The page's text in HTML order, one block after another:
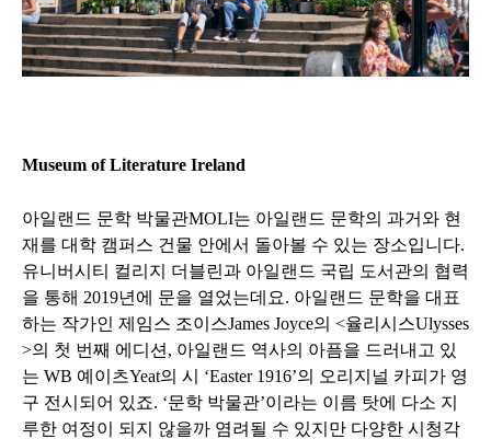
Museum of Literature Ireland
아일랜드 문학 박물관MOLI는 아일랜드 문학의 과거와 현
재를 대학 캠퍼스 건물 안에서 돌아볼 수 있는 장소입니다.
유니버시티 컬리지 더블린과 아일랜드 국립 도서관의 협력
을 통해 2019년에 문을 열었는데요. 아일랜드 문학을 대표
하는 작가인 제임스 조이스James Joyce의 <율리시스Ulysses
>의 첫 번째 에디션 , 아일랜드 역사의 아픔을 드러내고 있
는 WB 예이츠Yeat의 시 ‘Easter 1916’의 오리지널 카피가 영
구 전시되어 있죠. ‘문학 박물관’이라는 이름 탓에 다소 지
루한 여정이 되지 않을까 염려될 수 있지만 다양한 시청각